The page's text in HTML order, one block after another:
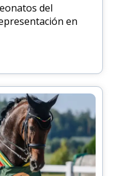
del
en